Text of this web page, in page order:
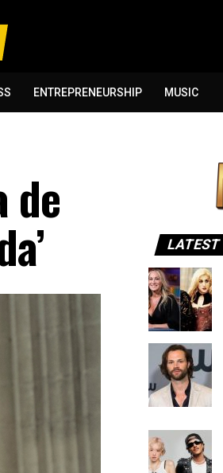
ENTREPRENEURSHIP MUSIC
de
LATEST